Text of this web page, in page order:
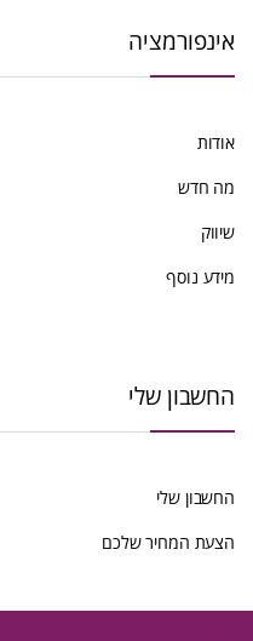
אינפורמציה
אודות
מה חדש
שיווק
מידע נוסף
החשבון שלי
החשבון שלי
הצעת המחיר שלכם